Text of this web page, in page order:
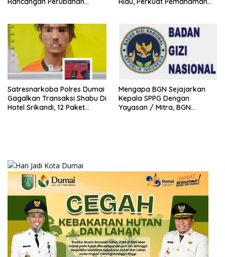
RI
Perubahan UU Kepolisian
Satresnarkoba Polres Dumai
Gagalkan Transaksi Shabu Di
Hotel Srikandi, 12 Paket
Mengapa BGN Sejajarkan
Kepala SPPG Dengan
Yayasan / Mitra, BGN